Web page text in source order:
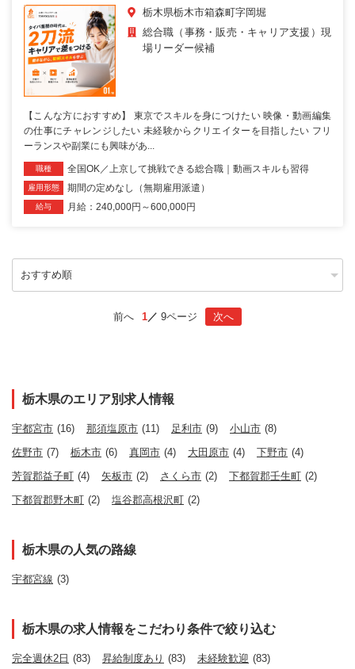
栃木県栃木市箱森町字岡堀
総合職（事務・販売・キャリア支援）現
場リーダー候補
【こんな方におすすめ】 東京でスキルを身につけたい 映像・動画編集
の仕事にチャレンジしたい 未経験からクリエイターを目指したい フリ
ーランスや副業にも興味があ...
職種 全国OK／上京して挑戦できる総合職｜動画スキルも習得
雇用形態 期間の定めなし（無期雇用派遣）
給与 月給：240,000円～600,000円
前へ 1 9ページ 次へ
栃木県のエリア別求人情報
宇都宮市 (16) 那須塩原市 (11) 足利市 (9) 小山市 (8)
佐野市 (7) 栃木市 (6) 真岡市 (4) 大田原市 (4) 下野市 (4)
芳賀郡益子町 (4) 矢板市 (2) さくら市 (2) 下都賀郡壬生町 (2)
下都賀郡野木町 (2) 塩谷郡高根沢町 (2)
栃木県の人気の路線
宇都宮線 (3)
栃木県の求人情報をこだわり条件で絞り込む
完全週休2日 (83) 昇給制度あり (83) 未経験歓迎 (83)